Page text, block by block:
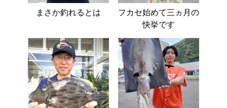
まさか釣れるとは
フカセ始めて三ヵ月の
快挙です